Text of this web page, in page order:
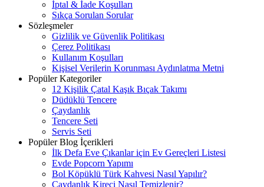
İptal & İade Koşulları
Sıkça Sorulan Sorular
Sözleşmeler
Gizlilik ve Güvenlik Politikası
Çerez Politikası
Kullanım Koşulları
Kişisel Verilerin Korunması Aydınlatma Metni
Popüler Kategoriler
12 Kişilik Çatal Kaşık Bıçak Takımı
Düdüklü Tencere
Çaydanlık
Tencere Seti
Servis Seti
Popüler Blog İçerikleri
İlk Defa Eve Çıkanlar için Ev Gereçleri Listesi
Evde Popcorn Yapımı
Bol Köpüklü Türk Kahvesi Nasıl Yapılır?
Çaydanlık Kireci Nasıl Temizlenir?